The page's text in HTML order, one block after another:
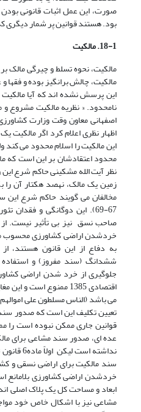
بود. هستند قوانین پر شمار دیگری که مغایر
18-1. مالکیت
مالکیت، نحوه تسلط و چیرگی
مالکیت، چالش برانگیز بوده و
این پرسش نشده اند که آیا
نامحدود. « نظریه مالکیت مشروع و
اصفهانی معاون وقت وزارت
اظهار نظری اعلام کرد اگر
این مالکیت را اسلام محدود می کند
محدود اعتقادشان بر این است که
نظر آیت الله مشکینی حاکم شرع این
زمین یک مالک، نهصد هکتار آن را
67-69). این دوگانگی و فقدان
صاحب نسق نیز بی تأثیر نیست.
خردشدن اراضی کشاورزی محسوب
به دفاع از این قانون
جلوگیری از خرد شدن اراضی
اقتصادی 1385 ممنوع
می باشد (الناس مسلطون علی
تعیین تکلیف این است که صدور
قوانین جاری ممکن نبوده است را
عده ای، صدور سند مشاعی برای
نداشته
سند مالکیت برای اراضی نسقی و
خردشدن اراضی کشاورزی بلامانع
ابعاد و مساحت کل یک پلاک اصلی
مشاعی نیز با اشکال خاص خود